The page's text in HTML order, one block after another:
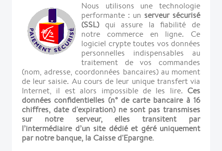
Nous utilisons une technologie
performante : un serveur sécurisé
(SSL)qui assure la fiabilité de
notre commerce en ligne. Ce
logiciel crypte toutes vos données
personnelles indispensables au
traitement de vos commandes
(nom, adresse, coordonnées bancaires) au moment
de leur saisie. Au cours de leur unique transfert via
Internet, il est alors impossible de les lire. Ces
données confidentielles (n° de carte bancaire à 16
chiffres, date d'expiration) ne sont pas transmises
sur notre serveur, elles transitent par
l’intermédiaire d’un site dédié et géré uniquement
par notre banque, la Caisse d'Epargne.